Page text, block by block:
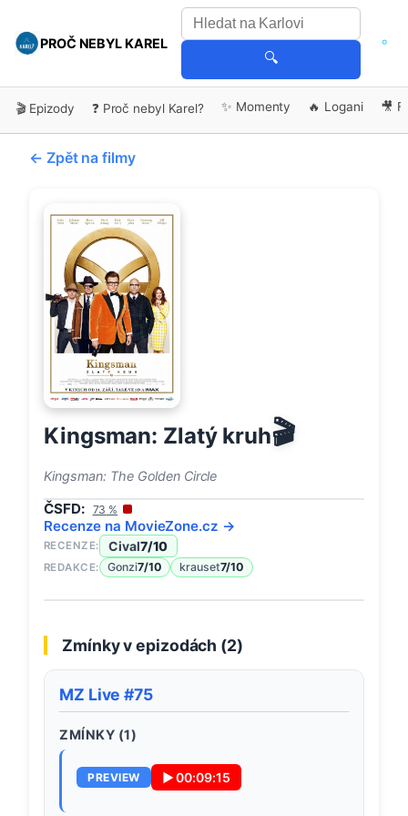
PROČ NEBYL KAREL
🔍
🎬 Epizody ❓ Proč nebyl Karel? ✨ Momenty 🔥 Logani 🎥
← Zpět na filmy
Kingsman: Zlatý kruh🎬
Kingsman: The Golden Circle
ČSFD: 73 %
Recenze na MovieZone.cz →
RECENZE: Cival7/10
REDAKCE: Gonzi7/10 krauset7/10
Zmínky v epizodách (2)
MZ Live #75
ZMÍNKY (1)
PREVIEW ▶00:09:15